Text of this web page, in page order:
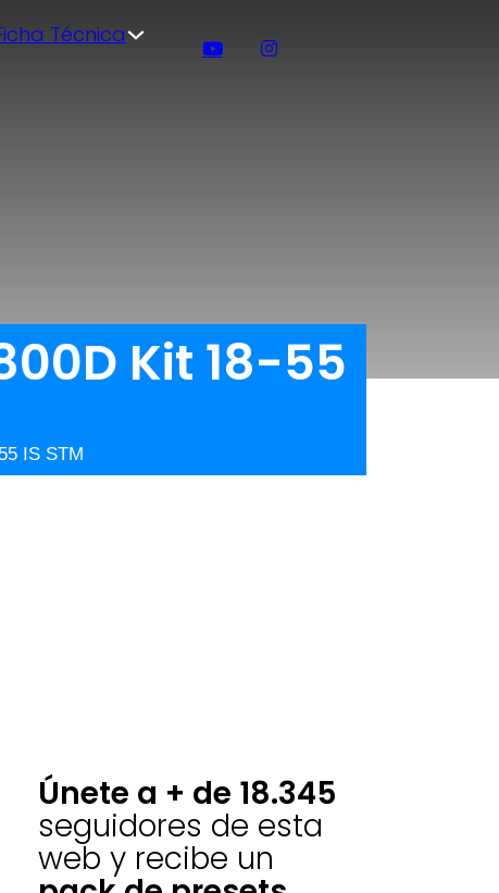
Técnica
Kit 18-55
IS STM
Únete a + de 18.345
seguidores de esta
web y recibe un